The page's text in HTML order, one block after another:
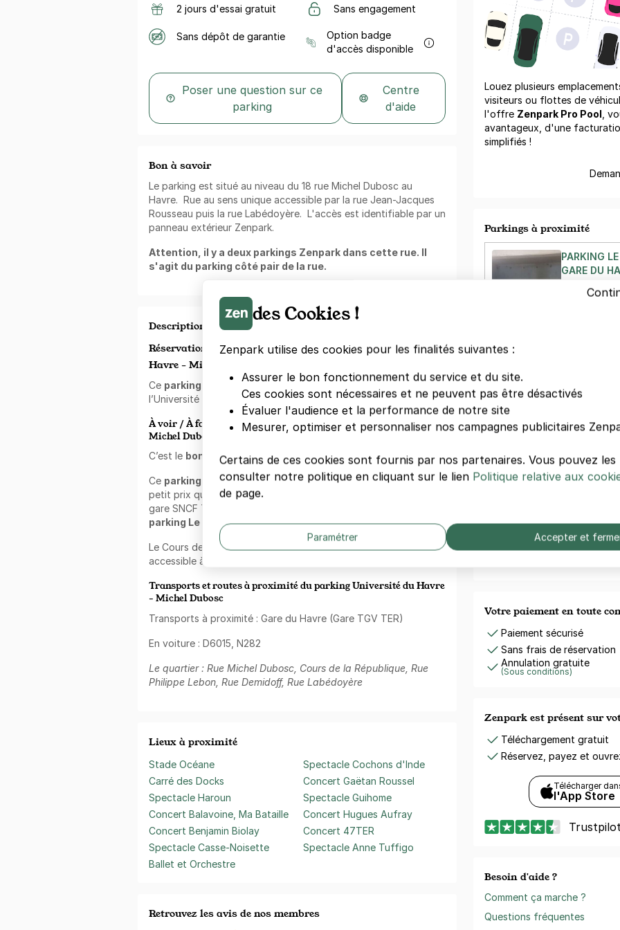
2 jours d'essai gratuit Sans engagement
Sans dépôt de garantie
Option badge
d'accès disponible
Poser une question sur ce
parking
Centre
d'aide
Bon à savoir
Le parking est situé au niveau du 18 rue Michel Dubosc au
Havre. Rue au sens unique accessible par la rue Jean-Jacques
Rousseau puis la rue Labédoyère. L'accès est identifiable par un
panneau extérieur Zenpark.
Attention, il y a deux parkings Zenpark dans cette rue. Il
s'agit du parking côté pair de la rue.
Description
Réservation et location parking Le Havre - Université du
Havre - Michel Dubosc
Ce parking se situe dans la ville duHavre, à proximité de
l’Université du Havre Normandie.
À voir / À faire à proximité du parking Université du Havre -
Michel Dubosc
C’est le bon plan parking pour se garer près de l’Université.
Ce parking est également idéal pour stationner sa voiture à
petit prix quelques jours si vous vous déplacez en train via la
gare SNCF TGV du Havre qui se situe à 10 minutes à pied de ce
parking Le Havre.
Le Cours de la République et ses nombreuses boutiques est
accessible à moins de 8 minutes à pied.
Transports et routes à proximité du parking Université du Havre
- Michel Dubosc
Transports à proximité : Gare du Havre (Gare TGV TER)
En voiture : D6015, N282
Le quartier : Rue Michel Dubosc, Cours de la République, Rue
Philippe Lebon, Rue Demidoff, Rue Labédoyère
Lieux à proximité
Stade Océane
Carré des Docks
Spectacle Haroun
Concert Balavoine, Ma Bataille
Concert Benjamin Biolay
Spectacle Casse-Noisette
Ballet et Orchestre
Spectacle Cochons d'Inde
Concert Gaëtan Roussel
Spectacle Guihome
Concert Hugues Aufray
Concert 47TER
Spectacle Anne Tuffigo
Retrouvez les avis de nos membres
Louez plusieurs
visiteurs ou flottes de
l'offre Zenpark Pro Pool ,
avantageux, d'une
simplifiés !
Parkings à proximité
PARKING
GARE DU
4 rue
76600 Le
76600 Le
0,50 €/heure
PARKING
24 RUE
Votre paiement en toute
Paiement sécurisé
Sans frais de réservation
Annulation gratuite
(Sous conditions)
Zenpark est présent sur
Téléchargement gratuit
Réservez, payez et
Télécharger
l'App Store
Besoin d'aide ?
Comment ça marche ?
Questions fréquentes
des Cookies !
Zenpark utilise des cookies pour les finalités suivantes :
Assurer le bon fonctionnement du service et du site.
Ces cookies sont nécessaires et ne peuvent pas être désactivés
Évaluer l'audience et la performance de notre site
Mesurer, optimiser et personnaliser nos campagnes publicitaires
Certains de ces cookies sont fournis par nos partenaires. Vous pouvez
consulter notre politique en cliquant sur le lien Politique relative aux
de page.
Paramétrer Accepter et